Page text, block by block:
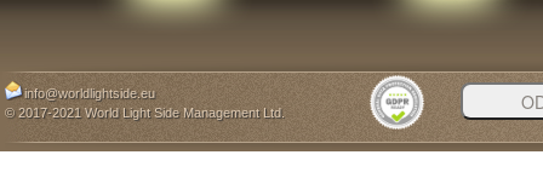
info@worldlightside.eu
© 2017-2021 World Light Side Management Ltd.